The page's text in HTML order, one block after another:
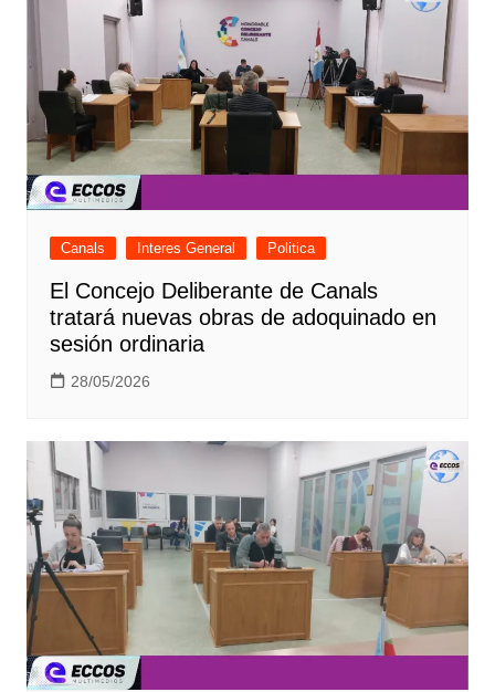
Canals Interes General Politica
El Concejo Deliberante de Canals
tratará nuevas obras de adoquinado en
sesión ordinaria
28/05/2026